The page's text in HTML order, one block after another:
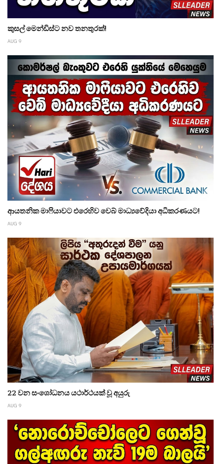
කුසල් මෙන්ඩිස්ට නව තනතුරක්!
AUG 9
ආයතනික මාෆියාවට එරෙහිව වෙබ් මාධ්‍යවේදියා අධිකරණයට!
AUG 9
22 වන සංශෝධනය යථාර්ථයක් වූ අයුරු
AUG 9